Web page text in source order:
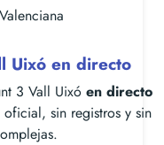
Uixó en directo
3 Vall Uixó en directo
sin registros y sin